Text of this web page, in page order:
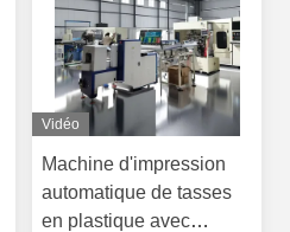
Vidéo
Machine d'impression
automatique de tasses
en plastique avec